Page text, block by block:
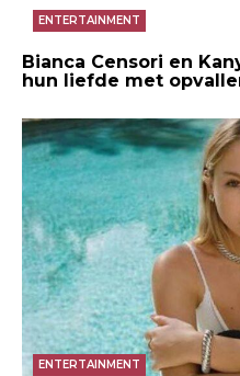
ENTERTAINMENT
Bianca Censori en
hun liefde met
ENTERTAINMENT